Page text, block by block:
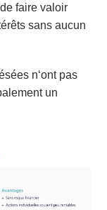
faire valoir
sans aucun
n‘ont pas
un